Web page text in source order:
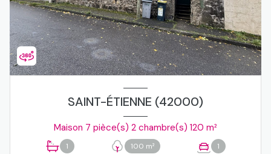
SAINT-ÉTIENNE (42000)
Maison 7 pièce(s) 2 chambre(s) 120 m²
1 100 m² 1